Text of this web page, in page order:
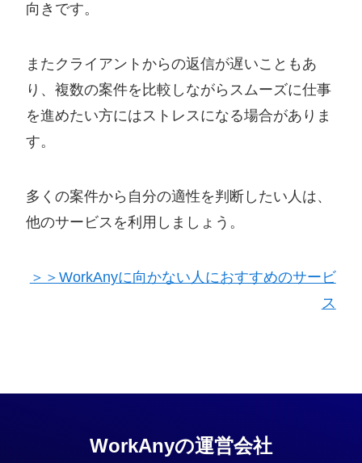
向きです。
またクライアントからの返信が遅いこともあ
り、複数の案件を比較しながらスムーズに仕事
を進めたい方にはストレスになる場合がありま
す。
多くの案件から自分の適性を判断したい人は、
他のサービスを利用しましょう。
＞＞WorkAnyに向かない人におすすめのサービ
ス
WorkAnyの運営会社